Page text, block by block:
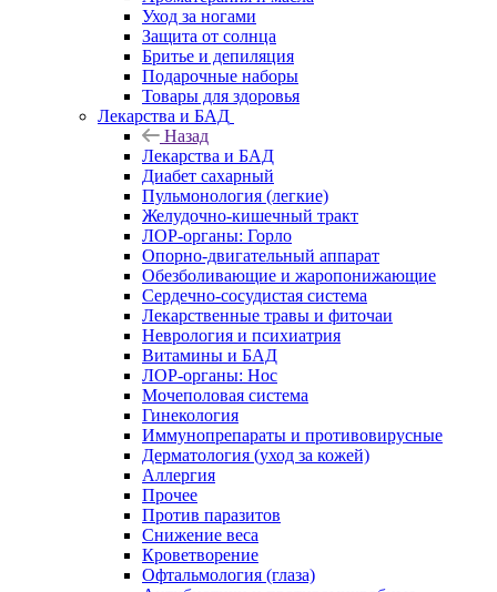
Уход за ногами
Защита от солнца
Бритье и депиляция
Подарочные наборы
Товары для здоровья
Лекарства и БАД
Назад
Лекарства и БАД
Диабет сахарный
Пульмонология (легкие)
Желудочно-кишечный тракт
ЛОР-органы: Горло
Опорно-двигательный аппарат
Обезболивающие и жаропонижающие
Сердечно-сосудистая система
Лекарственные травы и фиточаи
Неврология и психиатрия
Витамины и БАД
ЛОР-органы: Нос
Мочеполовая система
Гинекология
Иммунопрепараты и противовирусные
Дерматология (уход за кожей)
Аллергия
Прочее
Против паразитов
Снижение веса
Кроветворение
Офтальмология (глаза)